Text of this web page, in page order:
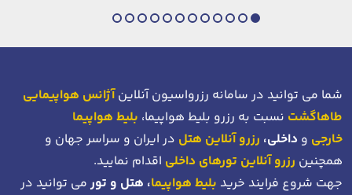
شما می توانید در سامانه رزرواسیون آنلاینآژانس هواپیمایی
طاهاگشت نسبت به رزرو بلیط هواپیما، بلیط هواپیما
خارجی و داخلی، رزرو آنلاین هتل در ایران و سراسر جهان و
همچنین رزرو آنلاین تورهای داخلی اقدام نمایید.
جهت شروع فرایند خرید بلیط هواپیما، هتل و تورمی توانید در